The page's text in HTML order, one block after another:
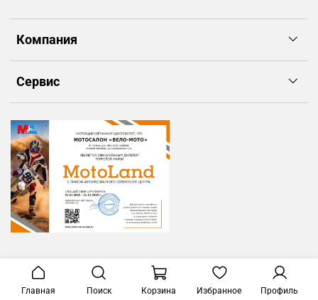
Компания
Сервис
Главная Поиск Корзина Избранное Профиль